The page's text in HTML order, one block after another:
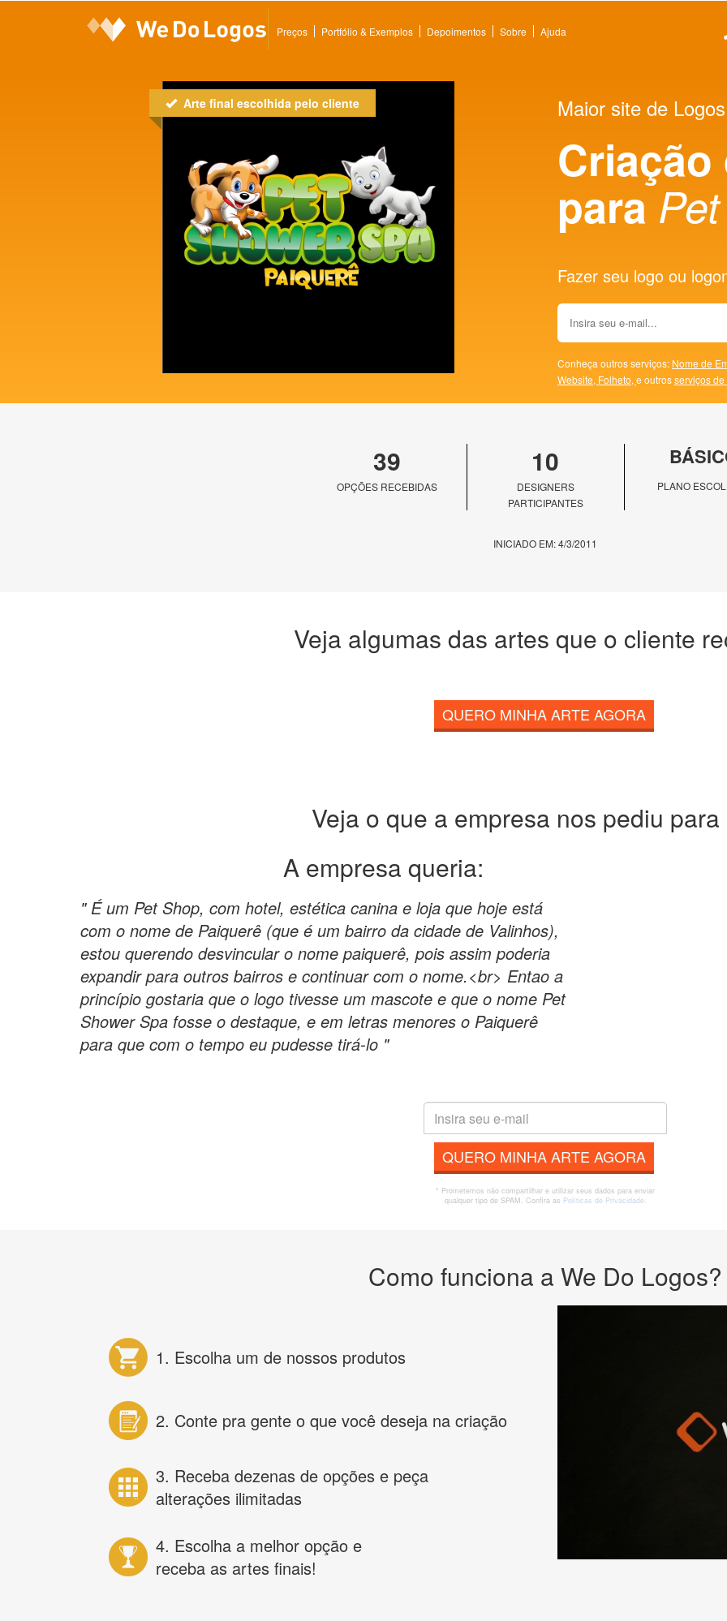
Preços Portfólio & Exemplos Depoimentos Sobre Ajuda
Arte final escolhida pelo cliente Maior site de
Criação
para
Fazer seu logo ou
Conheça outros serviços: Nome de
Website, Folheto, e outrosserviços
39
OPÇÕES RECEBIDAS
10
DESIGNERS
PARTICIPANTES
PLANO
INICIADO EM: 4/3/2011
Veja algumas das artes que o cliente
QUERO MINHA ARTE AGORA
Veja o que a empresa nos pediu para
A empresa queria:
" É um Pet Shop, com hotel, estética canina e loja que hoje está
com o nome de Paiquerê (que é um bairro da cidade de Valinhos),
estou querendo desvincular o nome paiquerê, pois assim poderia
expandir para outros bairros e continuar com o nome.<br> Entao a
princípio gostaria que o logo tivesse um mascote e que o nome Pet
Shower Spa fosse o destaque, e em letras menores o Paiquerê
para que com o tempo eu pudesse tirá-lo "
QUERO MINHA ARTE AGORA
* Prometemos não compartilhar e utilizar seus dados para enviar
qualquer tipo de SPAM. Confira as Políticas de Privacidade.
Como funciona a We Do Logos?
1. Escolha um de nossos produtos
2. Conte pra gente o que você deseja na criação
3. Receba dezenas de opções e peça
alterações ilimitadas
4. Escolha a melhor opção e
receba as artes finais!